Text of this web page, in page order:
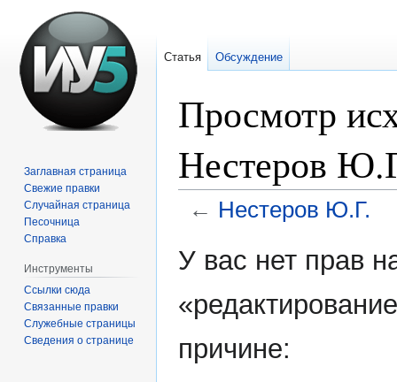
Просмотр
Нестеров
← Нестеров Ю.Г.
ккУ вас нет прав
причине:
Статья Обсуждение
Заглавная страница
Свежие правки
Случайная страница
Песочница
Справка
Инструменты
Ссылки сюда
Связанные правки
Служебные страницы
Сведения о странице